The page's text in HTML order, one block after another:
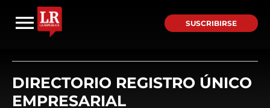
SUSCRIBIRSE
DIRECTORIO REGISTRO ÚNICO
EMPRESARIAL